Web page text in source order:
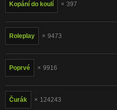
Kopání do koulí 397
Roleplay 9473
Poprvé 9916
Čurák 124243